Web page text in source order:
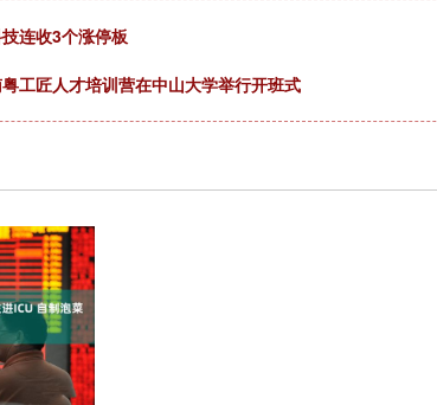
连收3个涨停板
工匠人才培训营在中山大学举行开班式